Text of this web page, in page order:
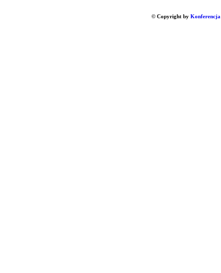
© Copyright by Konferencja